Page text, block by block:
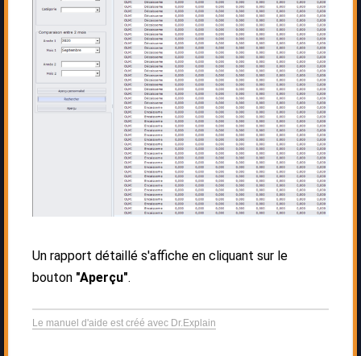
Un rapport détaillé s'affiche en cliquant sur le
bouton "Aperçu".
Le manuel d'aide est créé avec Dr.Explain